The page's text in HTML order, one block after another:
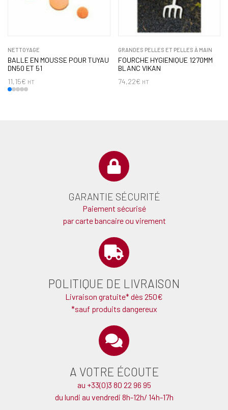
NETTOYAGE
BALLE EN MOUSSE POUR TUYAU
DN50 ET 51
11,15€ HT
GRANDES PELLES ET PELLES À MAIN
FOURCHE HYGIENIQUE 1270MM
BLANC VIKAN
74,22€ HT
GARANTIE SÉCURITÉ
Paiement sécurisé
par carte bancaire ou virement
POLITIQUE DE LIVRAISON
Livraison gratuite* dès 250€
*sauf produits dangereux
A VOTRE ÉCOUTE
au +33(0)3 80 22 96 95
du lundi au vendredi 8h-12h/ 14h-17h